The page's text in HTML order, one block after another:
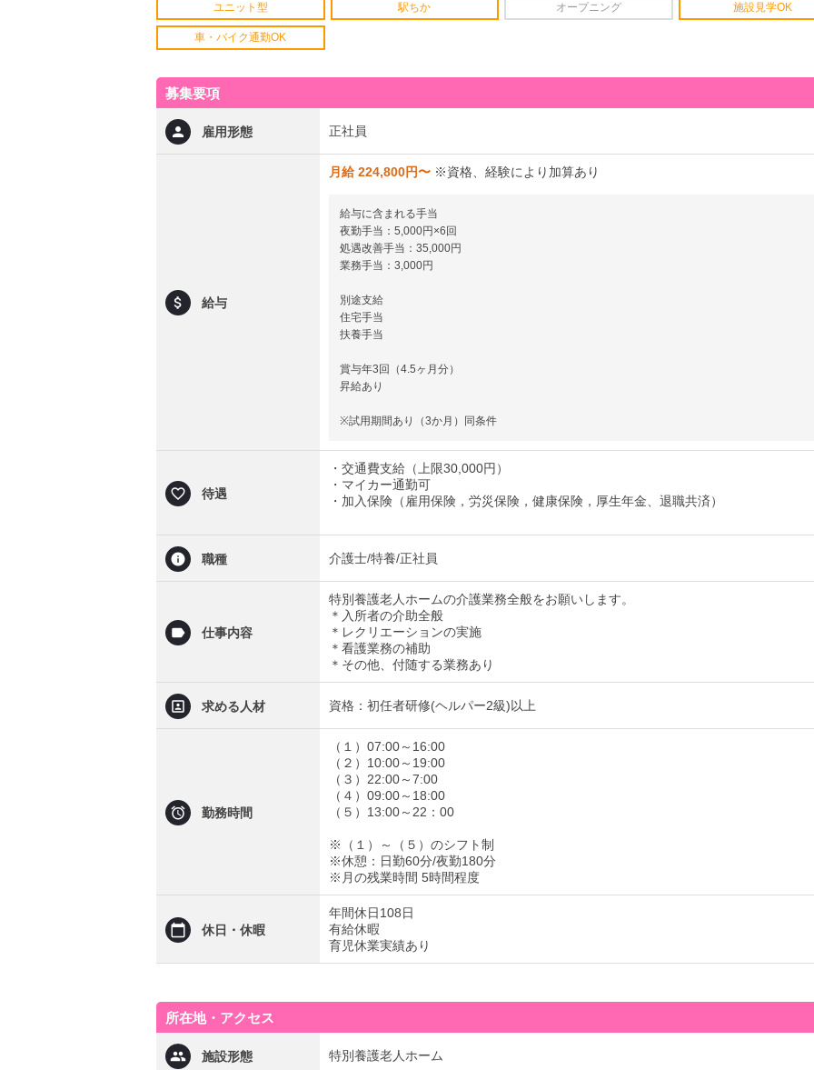
ユニット型 駅ちか オープニング 施設見学OK
車・バイク通勤OK
募集要項
雇用形態 正社員
給与
月給 224,800円〜 ※資格、経験により加算あり
給与に含まれる手当
夜勤手当：5,000円×6回
処遇改善手当：35,000円
業務手当：3,000円
別途支給
住宅手当
扶養手当
賞与年3回（4.5ヶ月分）
昇給あり
※試用期間あり（3か月）同条件
待遇
・交通費支給（上限30,000円）
・マイカー通勤可
・加入保険（雇用保険，労災保険，健康保険，厚生年金、退職共済）
職種 介護士/特養/正社員
仕事内容
特別養護老人ホームの介護業務全般をお願いします。
＊入所者の介助全般
＊レクリエーションの実施
＊看護業務の補助
＊その他、付随する業務あり
求める人材 資格：初任者研修(ヘルパー2級)以上
勤務時間
（１）07:00～16:00
（２）10:00～19:00
（３）22:00～7:00
（４）09:00～18:00
（５）13:00～22：00
※（１）～（５）のシフト制
※休憩：日勤60分/夜勤180分
※月の残業時間 5時間程度
休日・休暇
年間休日108日
有給休暇
育児休業実績あり
所在地・アクセス
施設形態 特別養護老人ホーム